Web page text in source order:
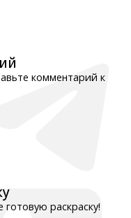
комментарий к
раскраску!